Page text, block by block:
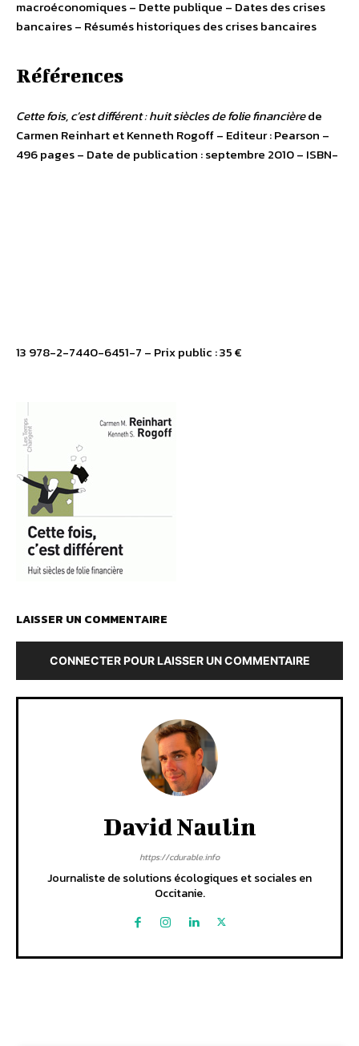
macroéconomiques – Dette publique – Dates des crises
bancaires – Résumés historiques des crises bancaires
Références
Cette fois, c’est différent : huit siècles de folie financièrede
Carmen Reinhart et Kenneth Rogoff – Editeur : Pearson –
496 pages – Date de publication : septembre 2010 – ISBN-
13 978-2-7440-6451-7 – Prix public : 35 €
LAISSER UN COMMENTAIRE
CONNECTER POUR LAISSER UN COMMENTAIRE
David Naulin
https://cdurable.info
Journaliste de solutions écologiques et sociales en
Occitanie.